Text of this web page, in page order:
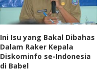
Ini Isu yang Bakal Dibahas
Dalam Raker Kepala
Diskominfo se-Indonesia
di Babel